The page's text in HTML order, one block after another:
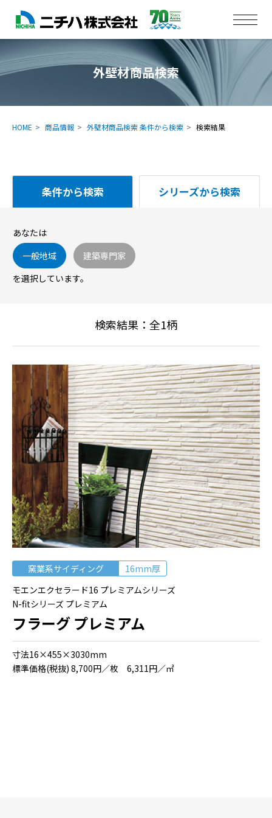
外壁材商品検索
HOME 商品情報 外壁材商品検索 条件から検索 検索結果
条件から検索 シリーズから検索
あなたは
一般地域
建築専門家
を選択しています。
検索結果：全1柄
窯業系サイディング
16mm厚
モエンエクセラード16 プレミアムシリーズ
N-fitシリーズ プレミアム
フラーグ プレミアム
⼨法16×455×3030mm
標準価格(税抜) 8,700円／枚 6,311円／㎡